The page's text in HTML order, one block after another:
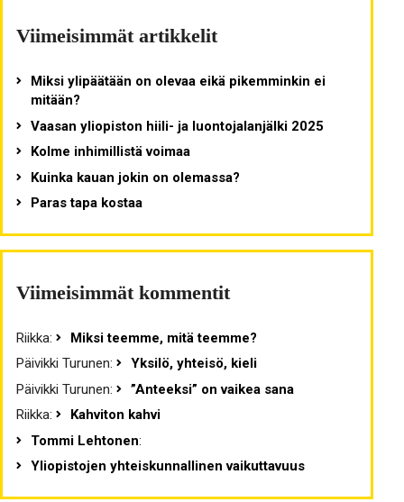
Viimeisimmät artikkelit
Miksi ylipäätään on olevaa eikä pikemminkin ei
mitään?
Vaasan yliopiston hiili- ja luontojalanjälki 2025
Kolme inhimillistä voimaa
Kuinka kauan jokin on olemassa?
Paras tapa kostaa
Viimeisimmät kommentit
Riikka:
Miksi teemme, mitä teemme?
Päivikki Turunen:
Yksilö, yhteisö, kieli
Päivikki Turunen:
”Anteeksi” on vaikea sana
Riikka:
Kahviton kahvi
Tommi Lehtonen:
Yliopistojen yhteiskunnallinen vaikuttavuus